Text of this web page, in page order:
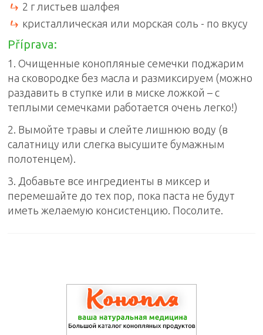
2 г листьев шалфея
кристаллическая или морская соль - по вкусу
Příprava:
1. Очищенные конопляные семечки поджарим
на сковородке без масла и размиксируем (можно
раздавить в ступке или в миске ложкой – с
теплыми семечками работается очень легко!)
2. Вымойте травы и слейте лишнюю воду (в
салатницу или слегка высушите бумажным
полотенцем).
3. Добавьте все ингредиенты в миксер и
перемешайте до тех пор, пока паста не будут
иметь желаемую консистенцию. Посолите.